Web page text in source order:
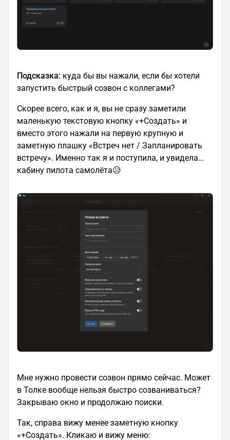
Подсказка: куда бы вы нажали, если бы хотели
запустить быстрый созвон с коллегами?
Скорее всего, как и я, вы не сразу заметили
маленькую текстовую кнопку «+Создать» и
вместо этого нажали на первую крупную и
заметную плашку «Встреч нет / Запланировать
встречу». Именно так я и поступила, и увидела…
кабину пилота самолёта😥
Мне нужно провести созвон прямо сейчас. Может
в Толке вообще нельзя быстро созваниваться?
Закрываю окно и продолжаю поиски.
Так, справа вижу менее заметную кнопку
«+Создать». Кликаю и вижу меню: